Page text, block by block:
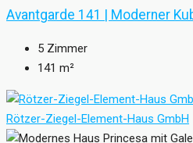
Avantgarde 141 | Moderner
5 Zimmer
141 m²
Rötzer-Ziegel-Element-Haus GmbH